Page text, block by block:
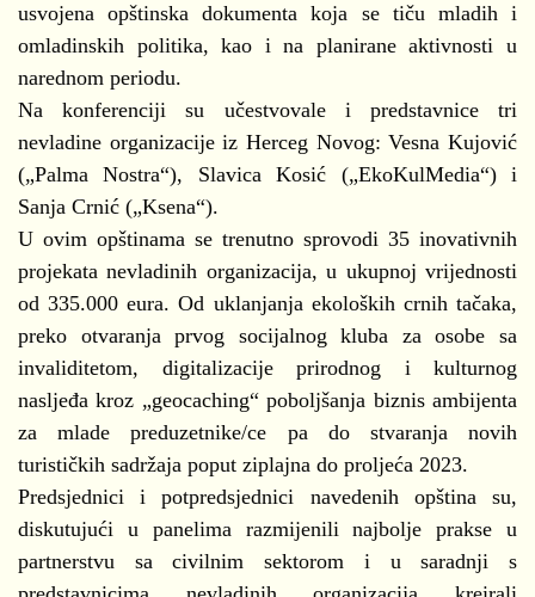
usvojena opštinska dokumenta koja se tiču mladih i
omladinskih politika, kao i na planirane aktivnosti u
narednom periodu.
Na konferenciji su učestvovale i predstavnice tri
nevladine organizacije iz Herceg Novog: Vesna Kujović
(„Palma Nostra“), Slavica Kosić („EkoKulMedia“) i
Sanja Crnić („Ksena“).
U ovim opštinama se trenutno sprovodi 35 inovativnih
projekata nevladinih organizacija, u ukupnoj vrijednosti
od 335.000 eura. Od uklanjanja ekoloških crnih tačaka,
preko otvaranja prvog socijalnog kluba za osobe sa
invaliditetom, digitalizacije prirodnog i kulturnog
nasljeđa kroz „geocaching“ poboljšanja biznis ambijenta
za mlade preduzetnike/ce pa do stvaranja novih
turističkih sadržaja poput ziplajna do proljeća 2023.
Predsjednici i potpredsjednici navedenih opština su,
diskutujući u panelima razmijenili najbolje prakse u
partnerstvu sa civilnim sektorom i u saradnji s